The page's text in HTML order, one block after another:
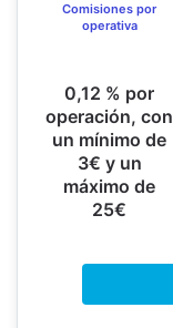
Comisiones por
operativa
0,12 % por
operación, con
un mínimo de
3€ y un
máximo de
25€